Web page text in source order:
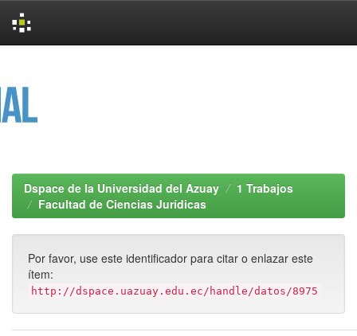
Dspace de la Universidad del Azuay
1 Trabajos
Facultad de Ciencias Jurídicas
Por favor, use este identificador para citar o enlazar este
ítem:
http://dspace.uazuay.edu.ec/handle/datos/8975